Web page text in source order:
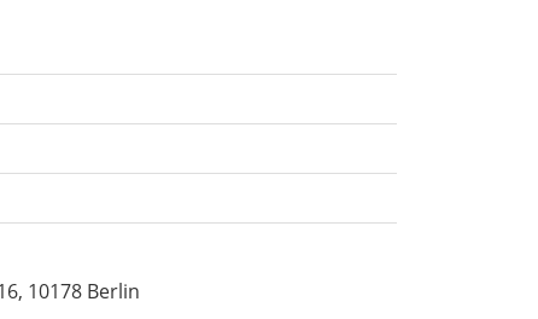
10178 Berlin